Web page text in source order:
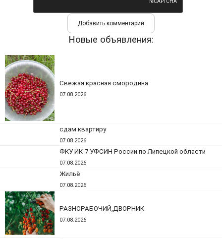
Новые объявления:
Свежая красная смородина
07.08.2026
сдам квартиру
07.08.2026
ФКУ ИК-7 УФСИН России по Липецкой области
07.08.2026
Жильё
07.08.2026
РАЗНОРАБОЧИЙ,ДВОРНИК
07.08.2026